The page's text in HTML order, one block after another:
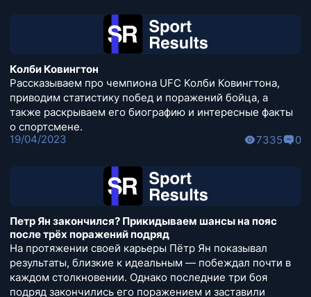
Колби Ковингтон
Рассказываем про чемпиона UFC Колби Ковингтона,
приводим статистику побед и поражений бойца, а
также раскрываем его биографию и интересные факты
о спортсмене.
19/04/2023
7335 0
Петр Ян закончился? Прикидываем шансы на пояс
после трёх поражений подряд
На протяжении своей карьеры Пётр Ян показывал
результаты, близкие к идеальным — побеждал почти в
каждом столкновении. Однако последние три боя
подряд закончились его поражением и заставили